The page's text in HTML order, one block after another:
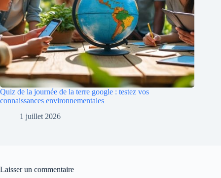
Quiz de la journée de la terre google : testez vos
connaissances environnementales
1 juillet 2026
Laisser un commentaire